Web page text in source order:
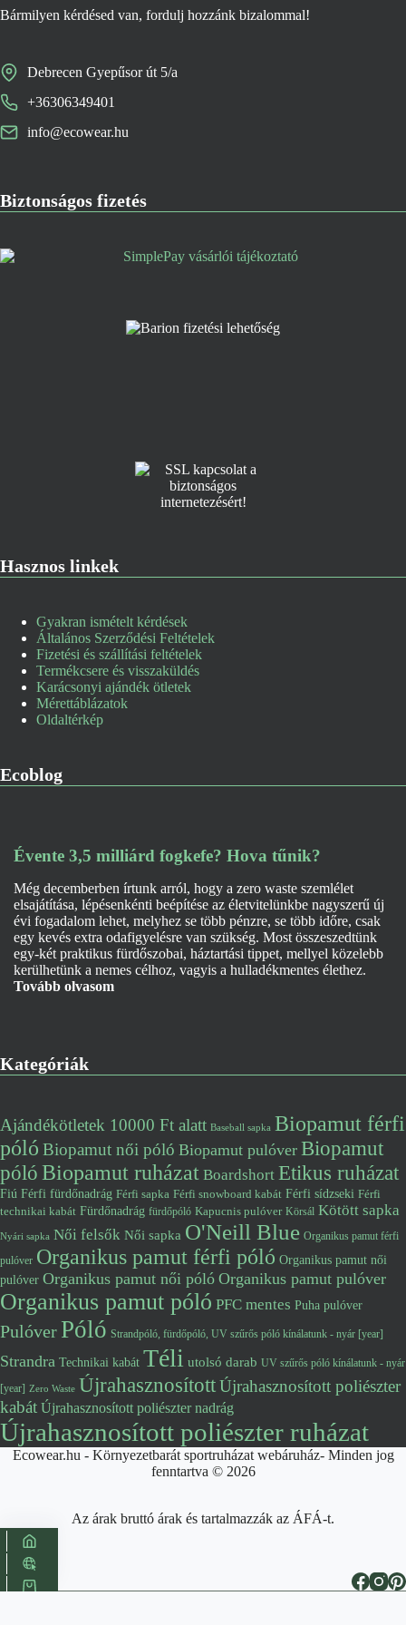
Bármilyen kérdésed van, fordulj hozzánk bizalommal!
Debrecen Gyepűsor út 5/a
+36306349401
info@ecowear.hu
Biztonságos fizetés
Hasznos linkek
Gyakran ismételt kérdések
Általános Szerződési Feltételek
Fizetési és szállítási feltételek
Termékcsere és visszaküldés
Karácsonyi ajándék ötletek
Mérettáblázatok
Oldaltérkép
Ecoblog
Évente 3,5 milliárd fogkefe? Hova tűnik?
Még decemberben írtunk arról, hogy a zero waste szemlélet
elsajátítása, lépésenkénti beépítése az életvitelünkbe nagyszerű új
évi fogadalom lehet, melyhez se több pénzre, se több időre, csak
egy kevés extra odafigyelésre van szükség. Most összeszedtünk
egy-két praktikus fürdőszobai, háztartási tippet, mellyel közelebb
kerülhetünk a nemes célhoz, vagyis a hulladékmentes élethez.
Tovább olvasom
Kategóriák
Ajándékötletek 10000 Ft alatt Baseball sapka Biopamut férfi
póló Biopamut női póló Biopamut pulóver Biopamut
pólóBiopamut ruházat Boardshort Etikus ruházat
Fiú Férfi fürdőnadrág Férfi sapka Férfi snowboard kabát Férfi sídzseki Férfi
technikai kabát Fürdőnadrág fürdőpóló Kapucnis pulóver Körsál Kötött sapka
Nyári sapka Női felsők Női sapka O'Neill Blue Organikus pamut férfi
pulóver Organikus pamut férfi póló Organikus pamut női
pulóver Organikus pamut női póló Organikus pamut pulóver
Organikus pamut póló PFC mentes Puha pulóver
PulóverPóló Strandpóló, fürdőpóló, UV szűrős póló kínálatunk - nyár [year]
Strandra Technikai kabát Téli utolsó darab UV szűrős póló kínálatunk - nyár
[year] Zero Waste ÚjrahasznosítottÚjrahasznosított poliészter
kabát Újrahasznosított poliészter nadrág
Újrahasznosított poliészter ruházat
Ecowear.hu - Környezetbarát sportruházat webáruház- Minden jog
fenntartva © 2026
Az árak bruttó árak és tartalmazzák az ÁFÁ-t.